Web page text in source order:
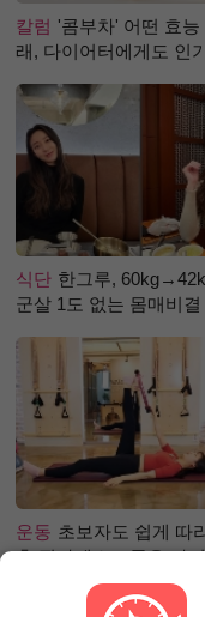
칼럼 '콤부차' 어떤 효능
래, 다이어터에게도 인
식단 한그루,
군살 1도 없는 몸매비
운동 초보자도 쉽게 따
홈 필라테스 – 곧은 다